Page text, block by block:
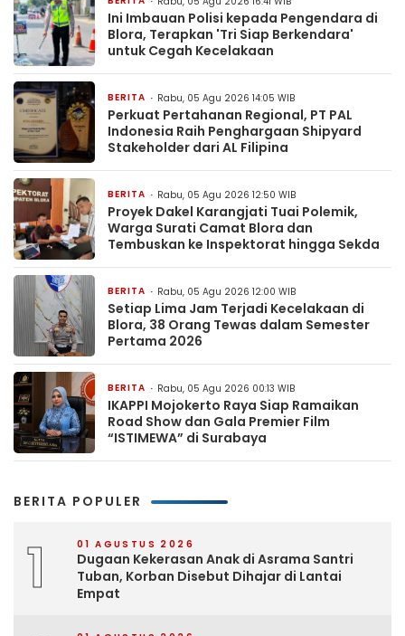
Ini Imbauan Polisi kepada Pengendara di
Blora, Terapkan 'Tri Siap Berkendara'
untuk Cegah Kecelakaan
BERITA Rabu, 05 Agu 2026 14:05 WIB
Perkuat Pertahanan Regional, PT PAL
Indonesia Raih Penghargaan Shipyard
Stakeholder dari AL Filipina
BERITA Rabu, 05 Agu 2026 12:50 WIB
Proyek Dakel Karangjati Tuai Polemik,
Warga Surati Camat Blora dan
Tembuskan ke Inspektorat hingga Sekda
BERITA Rabu, 05 Agu 2026 12:00 WIB
Setiap Lima Jam Terjadi Kecelakaan di
Blora, 38 Orang Tewas dalam Semester
Pertama 2026
BERITA Rabu, 05 Agu 2026 00:13 WIB
IKAPPI Mojokerto Raya Siap Ramaikan
Road Show dan Gala Premier Film
“ISTIMEWA” di Surabaya
BERITA POPULER
1 01 AGUSTUS 2026
Dugaan Kekerasan Anak di Asrama Santri
Tuban, Korban Disebut Dihajar di Lantai
Empat